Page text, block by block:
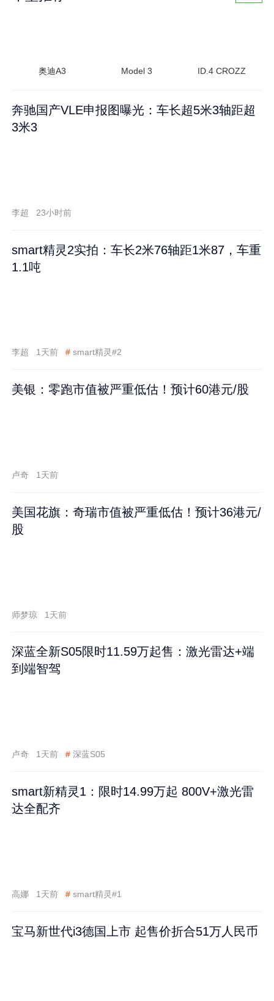
奥迪A3 Model 3 ID.4 CROZZ
奔驰国产VLE申报图曝光：车长超5米3轴距超
3米3
李超 23小时前
smart精灵2实拍：车长2米76轴距1米87，车重
1.1吨
李超 1天前 # smart精灵#2
美银：零跑市值被严重低估！预计60港元/股
卢奇 1天前
美国花旗：奇瑞市值被严重低估！预计36港元/
股
师梦琼 1天前
深蓝全新S05限时11.59万起售：激光雷达+端
到端智驾
卢奇 1天前 # 深蓝S05
smart新精灵1：限时14.99万起 800V+激光雷
达全配齐
高娜 1天前 # smart精灵#1
宝马新世代i3德国上市 起售价折合51万人民币